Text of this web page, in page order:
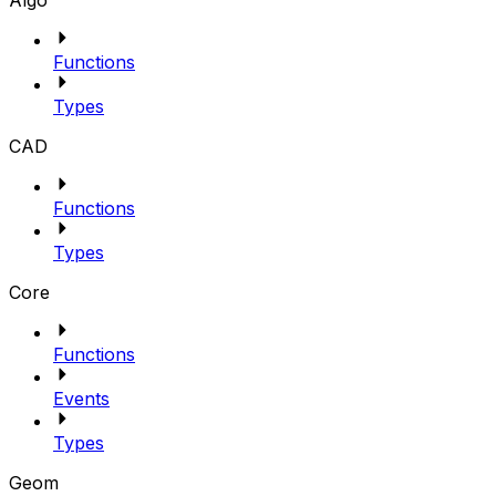
Functions
Types
CAD
Functions
Types
Core
Functions
Events
Types
Geom